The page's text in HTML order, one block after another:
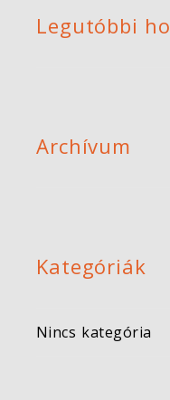
Legutóbbi
Archívum
Kategóriák
Nincs kategória